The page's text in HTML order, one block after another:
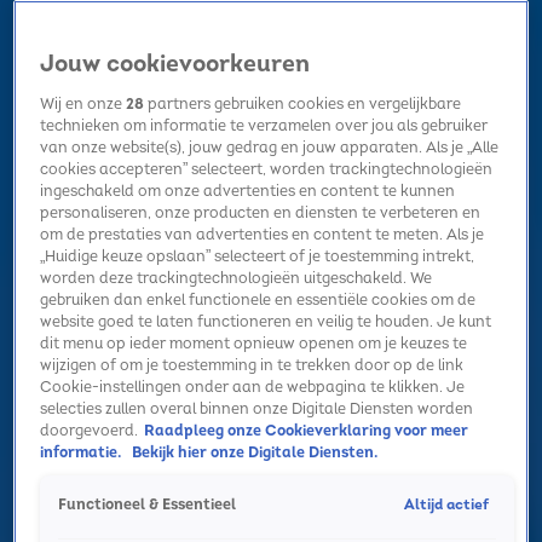
Home Radio luisteren Hitlijsten Acties Kerst Nieuws
Volg Sky Radio
Zoeken
HomeRadio luisterenActies Alle zendersSummer Top 101
Jouw cookievoorkeuren
Wij en onze28partners gebruiken cookies en vergelijkbare
technieken om informatie te verzamelen over jou als gebruiker
van onze website(s), jouw gedrag en jouw apparaten. Als je „Alle
cookies accepteren” selecteert, worden trackingtechnologieën
ingeschakeld om onze advertenties en content te kunnen
personaliseren, onze producten en diensten te verbeteren en
om de prestaties van advertenties en content te meten. Als je
„Huidige keuze opslaan” selecteert of je toestemming intrekt,
worden deze trackingtechnologieën uitgeschakeld. We
gebruiken dan enkel functionele en essentiële cookies om de
website goed te laten functioneren en veilig te houden. Je kunt
dit menu op ieder moment opnieuw openen om je keuzes te
wijzigen of om je toestemming in te trekken door op de link
Cookie-instellingen onder aan de webpagina te klikken. Je
selecties zullen overal binnen onze Digitale Diensten worden
doorgevoerd. Raadpleeg onze Cookieverklaring voor meer
informatie.
Bekijk hier onze Digitale Diensten.
Functioneel & Essentieel Altijd actief